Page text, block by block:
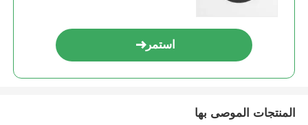
استمر
المنتجات الموصى بها